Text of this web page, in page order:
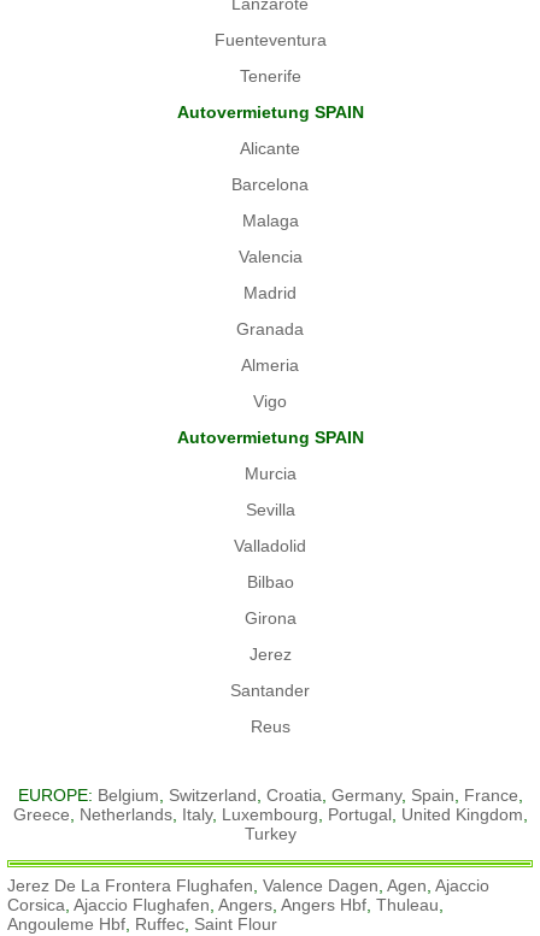
Lanzarote
Fuenteventura
Tenerife
Autovermietung SPAIN
Alicante
Barcelona
Malaga
Valencia
Madrid
Granada
Almeria
Vigo
Autovermietung SPAIN
Murcia
Sevilla
Valladolid
Bilbao
Girona
Jerez
Santander
Reus
EUROPE: Belgium, Switzerland, Croatia, Germany, Spain, France,
Greece, Netherlands, Italy, Luxembourg, Portugal, United Kingdom,
Turkey
Jerez De La Frontera Flughafen, Valence Dagen, Agen, Ajaccio
Corsica, Ajaccio Flughafen, Angers, Angers Hbf, Thuleau,
Angouleme Hbf, Ruffec, Saint Flour